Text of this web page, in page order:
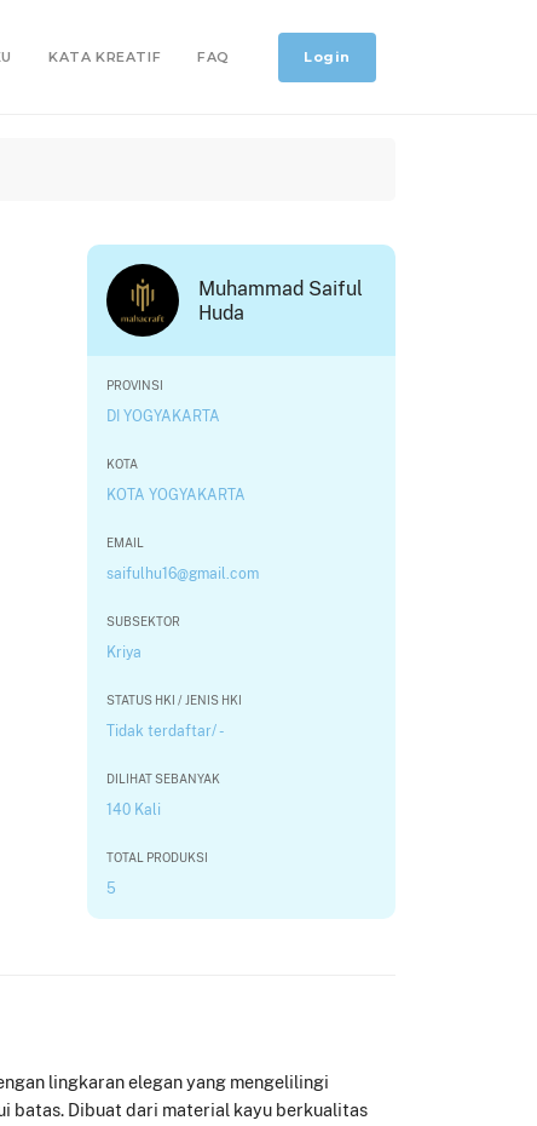
KATA KREATIF FAQ Login
Muhammad Saiful
Huda
PROVINSI
DI YOGYAKARTA
KOTA
KOTA YOGYAKARTA
EMAIL
saifulhu16@gmail.com
SUBSEKTOR
Kriya
STATUS HKI / JENIS HKI
Tidak terdaftar/ -
DILIHAT SEBANYAK
140 Kali
TOTAL PRODUKSI
5
lingkaran elegan yang mengelilingi
batas. Dibuat dari material kayu berkualitas